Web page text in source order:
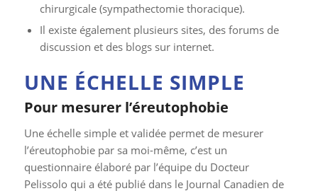
chirurgicale (sympathectomie thoracique).
Il existe également plusieurs sites, des forums de
discussion et des blogs sur internet.
UNE ÉCHELLE SIMPLE
Pour mesurer l’éreutophobie
Une échelle simple et validée permet de mesurer
l’éreutophobie par sa moi-même, c’est un
questionnaire élaboré par l’équipe du Docteur
Pelissolo qui a été publié dans le Journal Canadien de